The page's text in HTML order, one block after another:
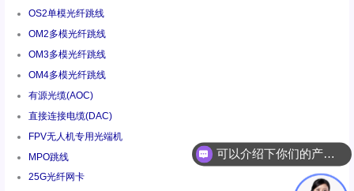
OS2单模光纤跳线
OM2多模光纤跳线
OM3多模光纤跳线
OM4多模光纤跳线
有源光缆(AOC)
直接连接电缆(DAC)
FPV无人机专用光端机
MPO跳线
25G光纤网卡
你们是怎么收费的呢